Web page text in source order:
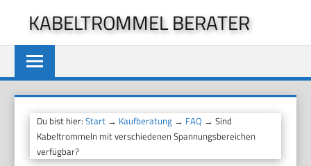
springen
KABELTROMMEL BERATER
Du bist hier:Start → Kaufberatung → FAQ → Sind
Kabeltrommeln mit verschiedenen Spannungsbereichen
verfügbar?